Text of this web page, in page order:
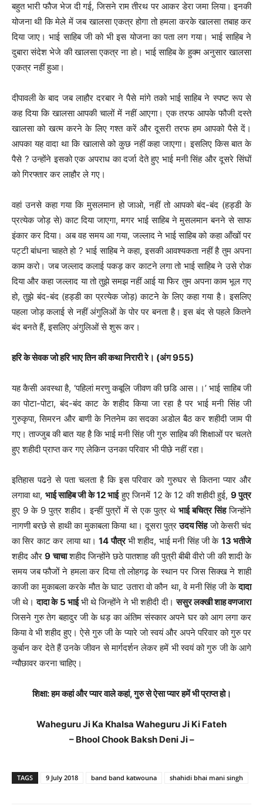
बहुत भारी फौज भेज दी गई, जिसने राम तीरथ पर आकर डेरा जमा लिया। इनकी
योजना थी कि मेले में जब खालसा एकत्र होगा तो हमला करके खालसा तबाह कर
दिया जाए। भाई साहिब जी को भी इस योजना का पता लग गया। भाई साहिब ने
दुबारा संदेश भेजे की खालसा एकत्र ना हो। भाई साहिब के हुक्म अनुसार खालसा
एकत्र नहीं हुआ।
दीपावली के बाद जब लाहौर दरबार ने पैसे मांगे तको भाई साहिब ने स्पष्ट रूप से
कह दिया कि खालसा आपकी चालों में नहीं आएगा। एक तरफ आपके फौजी दस्ते
खालसा को खत्म करने के लिए गश्त करें और दूसरी तरफ हम आपको पैसे दें।
आपका यह वादा था कि खालासे को कुछ नहीं कहा जाएगा। इसलिए किस बात के
पैसे ? उन्होंने इसको एक अपराध का दर्जा देते हुए भाई मनी सिंह और दूसरे सिंघों
को गिरफ्तार कर लाहौर ले गए।
वहां उनसे कहा गया कि मुसलमान हो जाओ, नहीं तो आपको बंद-बंद (हड्डी के
प्रत्येक जोड़ से) काट दिया जाएगा, मगर भाई साहिब ने मुसलमान बनने से साफ
इंकार कर दिया। अब वह समय आ गया, जल्लाद ने भाई साहिब को कहा आँखों पर
पट्टी बांधना चाहते हो ? भाई साहिब ने कहा, इसकी आवश्यकता नहीं है तुम अपना
काम करो। जब जल्लाद कलाई पकड़ कर काटने लगा तो भाई साहिब ने उसे रोक
दिया और कहा जल्लाद या तो तुझे समझ नहीं आई या फिर तुम अपना काम भूल गए
हो, तुझे बंद-बंद (हड्डी का प्रत्येक जोड़) काटने के लिए कहा गया है। इसलिए
पहला जोड़ कलाई से नहीं अंगुलिओं के पोर पर बनता है। इस बंद से पहले कितने
बंद बनते हैं, इसलिए अंगुलिओं से शुरू कर।
हरि के सेवक जो हरि भाए तिन की कथा निरारी रे। (अंग 955)
यह कैसी अवस्था है, ‘पहिलां मरणु कबूलि जीवण की छडि आस।।’ भाई साहिब जी
का पोटा-पोटा, बंद-बंद काट के शहीद किया जा रहा है पर भाई मनी सिंह जी
गुरुकृपा, सिमरन और बाणी के नितनेम का सदका अडोल बैठ कर शहीदी जाम पी
गए। ताज्जुब की बात यह है कि भाई मनी सिंह जी गुरु साहिब की शिक्षाओं पर चलते
हुए शहीदी प्राप्त कर गए लेकिन उनका परिवार भी पीछे नहीं रहा।
इतिहास पढऩे से पता चलता है कि इस परिवार को गुरुघर से कितना प्यार और
लगावा था, भाई साहिब जी के 12 भाईहुए जिनमें 12 के 12 की शहीदी हुई, 9 पुत्र
हुए 9 के 9 पुत्र शहीद। इन्हीं पुत्रों में से एक पुत्र थे भाई बचित्र सिंहजिन्होंने
नागणी बरछे से हाथी का मुकाबला किया था। दूसरा पुत्रउदय सिंहजो केसरी चंद
का सिर काट कर लाया था।14 पौत्रभी शहीद, भाई मनी सिंह जी के 13 भतीजे
शहीद और9 चाचाशहीद जिन्होंने छठे पातशाह की पुत्री बीबी वीरो जी की शादी के
समय जब फौजों ने हमला कर दिया तो लोहगढ़ के स्थान पर जिस सिक्ख ने शाही
काजी का मुकाबला करके मौत के घाट उतारा वो कौन था, वे मनी सिंह जी केदादा
जी थे।दादा के 5 भाईभी थे जिन्होंने ने भी शहीदी दी।ससुर लक्खी शाह वणजारा
जिसने गुरु तेग बहादुर जी के धड़ का अंतिम संस्कार अपने घर को आग लगा कर
किया वे भी शहीद हुए। ऐसे गुरु जी के प्यारे जो स्वयं और अपने परिवार को गुरु पर
कुर्बान कर देते हैं उनके जीवन से मार्गदर्शन लेकर हमें भी स्वयं को गुरु जी के आगे
न्यौछावर करना चाहिए।
शिक्षा: हम कहां और प्यार वाले कहां, गुरु से ऐसा प्यार हमें भी प्राप्त हो।
Waheguru Ji Ka Khalsa Waheguru Ji Ki Fateh
– Bhool Chook Baksh Deni Ji –
TAGS 9 July 2018 band band katwouna shahidi bhai mani singh